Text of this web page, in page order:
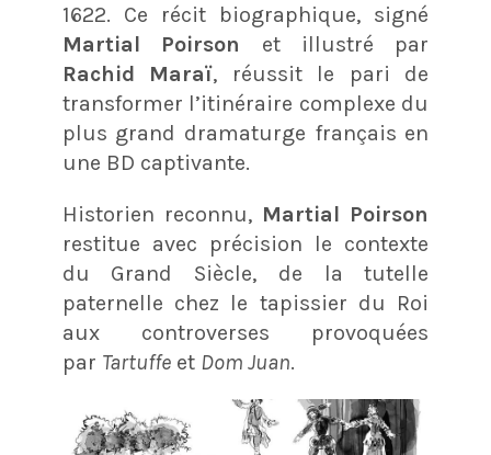
1622. Ce récit biographique, signé
Martial Poirson et illustré par
Rachid Maraï, réussit le pari de
transformer l’itinéraire complexe du
plus grand dramaturge français en
une BD captivante.
Historien reconnu, Martial Poirson
restitue avec précision le contexte
du Grand Siècle, de la tutelle
paternelle chez le tapissier du Roi
aux controverses provoquées
par Tartuffeet Dom Juan.